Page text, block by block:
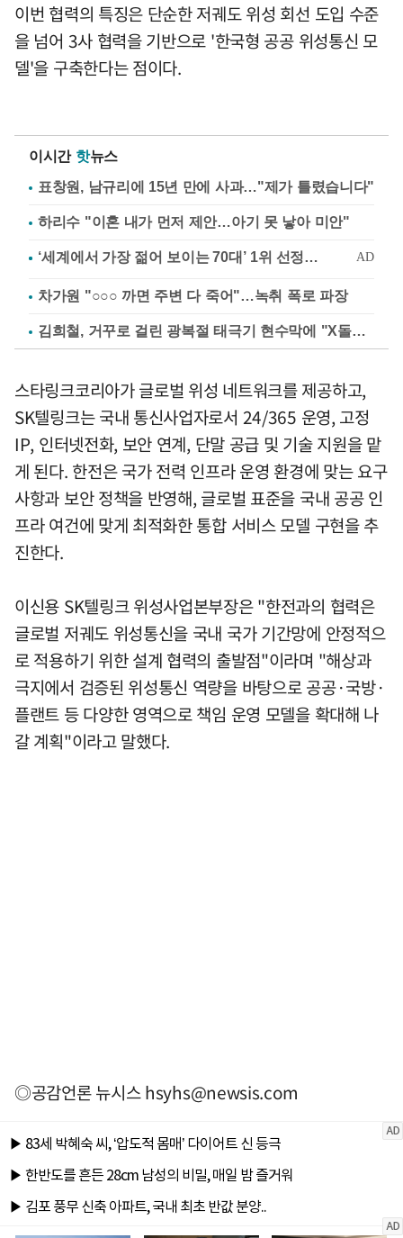
이번 협력의 특징은 단순한 저궤도 위성 회선 도입 수준
을 넘어 3사 협력을 기반으로 '한국형 공공 위성통신 모
델'을 구축한다는 점이다.
이시간 핫뉴스
표창원, 남규리에 15년 만에 사과…"제가 틀렸습니다"
하리수 "이혼 내가 먼저 제안…아기 못 낳아 미안"
차가원 "○○○ 까면 주변 다 죽어"…녹취 폭로 파장
김희철, 거꾸로 걸린 광복절 태극기 현수막에 "X돌았네"
스타링크코리아가 글로벌 위성 네트워크를 제공하고,
SK텔링크는 국내 통신사업자로서 24/365 운영, 고정
IP, 인터넷전화, 보안 연계, 단말 공급 및 기술 지원을 맡
게 된다. 한전은 국가 전력 인프라 운영 환경에 맞는 요구
사항과 보안 정책을 반영해, 글로벌 표준을 국내 공공 인
프라 여건에 맞게 최적화한 통합 서비스 모델 구현을 추
진한다.
이신용 SK텔링크 위성사업본부장은 "한전과의 협력은
글로벌 저궤도 위성통신을 국내 국가 기간망에 안정적으
로 적용하기 위한 설계 협력의 출발점"이라며 "해상과
극지에서 검증된 위성통신 역량을 바탕으로 공공·국방·
플랜트 등 다양한 영역으로 책임 운영 모델을 확대해 나
갈 계획"이라고 말했다.
◎공감언론 뉴시스hsyhs@newsis.com